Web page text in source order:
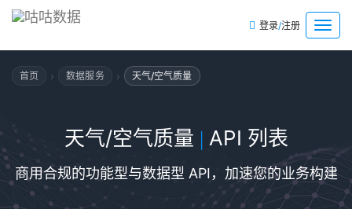
菜
单
登录/注册
首页 › 数据服务 › 天气/空气质量
天气/空气质量 | API 列表
商用合规的功能型与数据型 API，加速您的业务构建